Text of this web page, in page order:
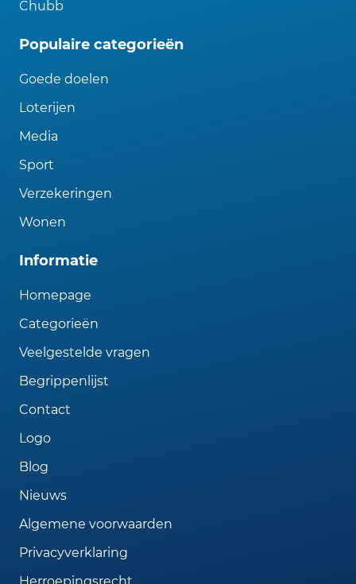
Chubb
Populaire categorieën
Goede doelen
Loterijen
Media
Sport
Verzekeringen
Wonen
Informatie
Homepage
Categorieën
Veelgestelde vragen
Begrippenlijst
Contact
Logo
Blog
Nieuws
Algemene voorwaarden
Privacyverklaring